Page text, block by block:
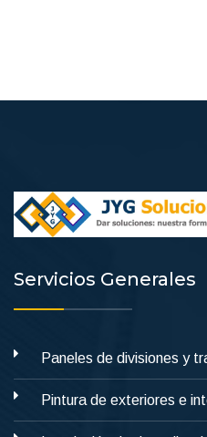
Servicios Generales
Paneles de divisiones y
Pintura de exteriores e